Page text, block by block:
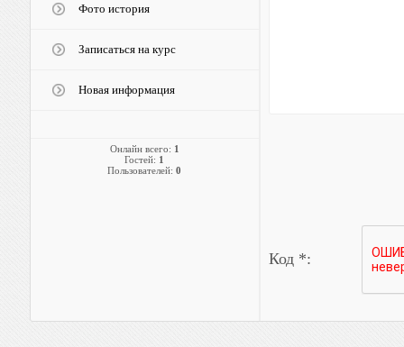
Фото история
Записаться на курс
Новая информация
Онлайн всего: 1
Гостей: 1
Пользователей: 0
Код *: